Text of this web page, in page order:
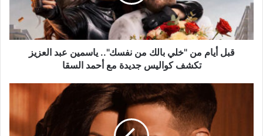
نفسك"..
ياسمين
عبد
قبل أيام من "خلي بالك من نفسك".. ياسمين عبد العزيز
تكشف كواليس جديدة مع أحمد السقا